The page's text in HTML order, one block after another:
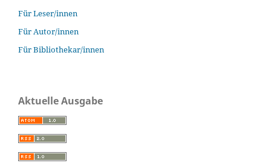
Für Leser/innen
Für Autor/innen
Für Bibliothekar/innen
Aktuelle Ausgabe